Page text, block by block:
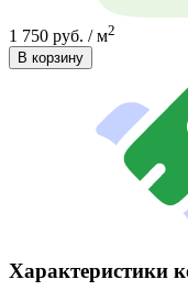
1 750 руб. / м2
В корзину
Характеристики